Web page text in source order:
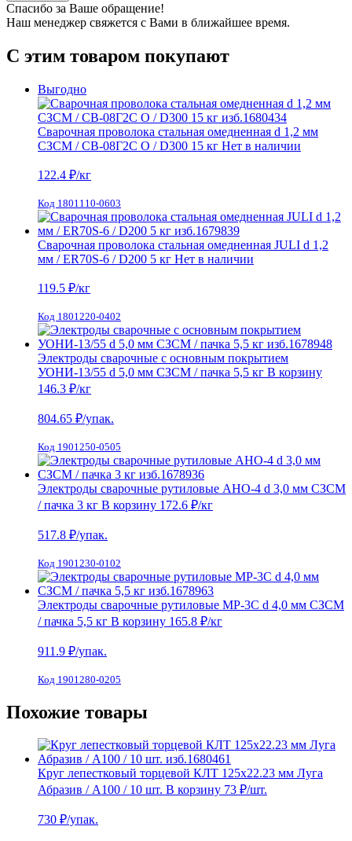
Спасибо за Ваше обращение!
Наш менеджер свяжется с Вами в ближайшее время.
С этим товаром покупают
Выгодно
Сварочная проволока стальная омедненная d 1,2 мм
СЗСМ / СВ-08Г2С О / D300 15 кг Нет в наличии
122.4 ₽/кг
Код 1801110-0603
Сварочная проволока стальная омедненная JULI d 1,2
мм / ER70S-6 / D200 5 кг Нет в наличии
119.5 ₽/кг
Код 1801220-0402
Электроды сварочные с основным покрытием
УОНИ-13/55 d 5,0 мм СЗСМ / пачка 5,5 кг В корзину
146.3 ₽/кг
804.65 ₽/упак.
Код 1901250-0505
Электроды сварочные рутиловые АНО-4 d 3,0 мм СЗСМ
/ пачка 3 кг В корзину 172.6 ₽/кг
517.8 ₽/упак.
Код 1901230-0102
Электроды сварочные рутиловые МР-3С d 4,0 мм СЗСМ
/ пачка 5,5 кг В корзину 165.8 ₽/кг
911.9 ₽/упак.
Код 1901280-0205
Похожие товары
Круг лепестковый торцевой КЛТ 125х22.23 мм Луга
Абразив / А100 / 10 шт. В корзину 73 ₽/шт.
730 ₽/упак.